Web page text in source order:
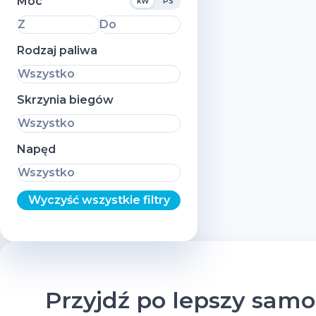
Z
Do
Rodzaj paliwa
Wszystko
Skrzynia biegów
Wszystko
Napęd
Wszystko
Wyczyść wszystkie filtry
Przyjdź po lepszy